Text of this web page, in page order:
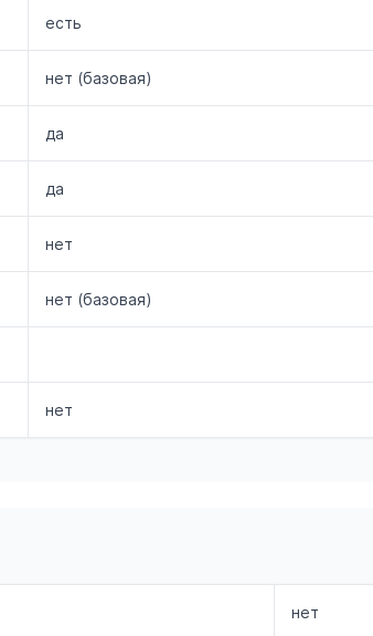
есть
нет (базовая)
да
да
нет
нет (базовая)
нет
нет